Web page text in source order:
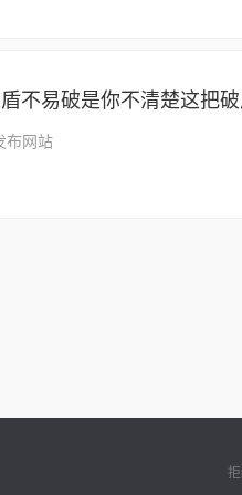
不易破是你不清楚这把
布网站